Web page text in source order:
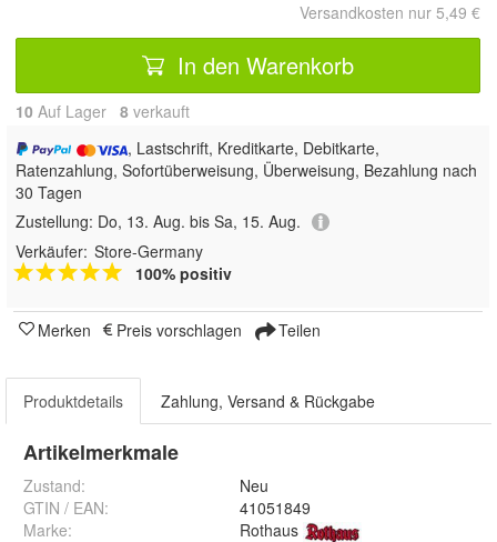
Versandkosten nur 5,49 €
In den Warenkorb
10 Auf Lager 8 verkauft
, Lastschrift, Kreditkarte, Debitkarte,
Ratenzahlung, Sofortüberweisung, Überweisung, Bezahlung nach
30 Tagen
Zustellung: Do, 13. Aug. bis Sa, 15. Aug.
Verkäufer: Store-Germany
100% positiv
Merken Preis vorschlagen Teilen
Produktdetails Zahlung, Versand & Rückgabe
Artikelmerkmale
Zustand:
Neu
GTIN / EAN:
41051849
Marke:
Rothaus